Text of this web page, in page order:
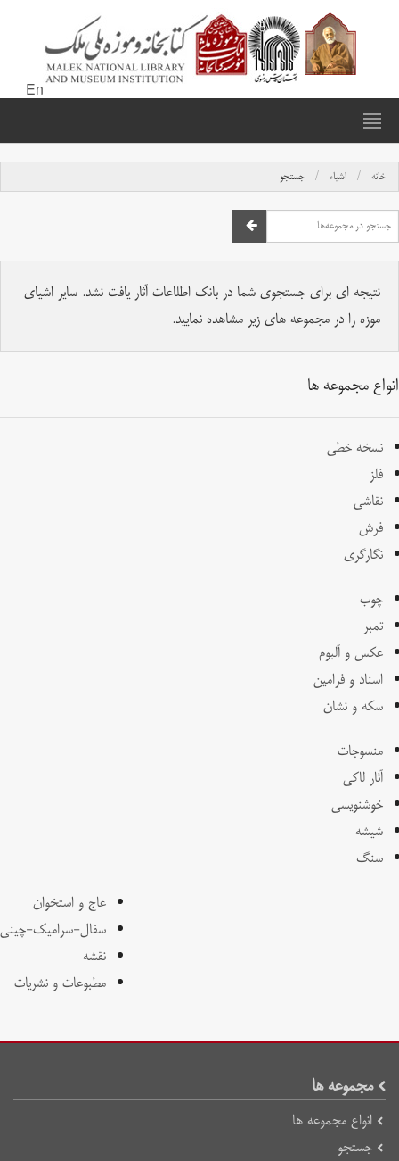
En
خانه اشیاء جستجو
نتیجه ای برای جستجوی شما در بانک اطلاعات آثار یافت نشد. سایر اشیای
موزه را در مجموعه های زیر مشاهده نمایید.
انواع مجموعه ها
نسخه خطی
فلز
نقاشی
فرش
نگارگری
چوب
تمبر
عکس و آلبوم
اسناد و فرامین
سکه و نشان
منسوجات
آثار لاکی
خوشنویسی
شیشه
سنگ
عاج و استخوان
سفال-سرامیک-چینی
نقشه
مطبوعات و نشریات
مجموعه ها
انواع مجموعه ها
جستجو